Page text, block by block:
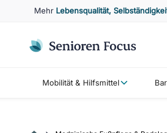
Mehr Lebensqualität,
Mobilität & Hilfsmittel